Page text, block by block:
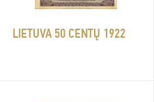
LIETUVA 50 CENTŲ 1922